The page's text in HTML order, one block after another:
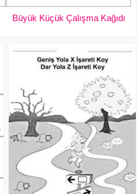
Büyük Küçük Çalışma Kağıdı